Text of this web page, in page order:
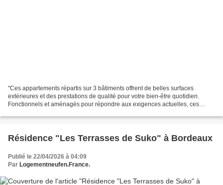
"Ces appartements répartis sur 3 bâtiments offrent de belles surfaces
extérieures et des prestations de qualité pour votre bien-être quotidien.
Fonctionnels et aménagés pour répondre aux exigences actuelles, ces
Résidence "Les Terrasses de Suko" à Bordeaux
Publié le 22/04/2026 à 04:09
Par Logementneufen.France.